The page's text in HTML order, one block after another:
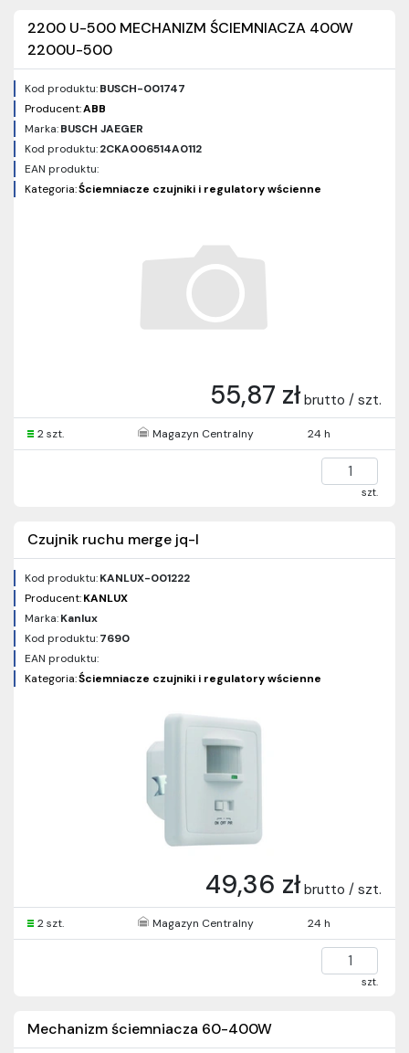
2200 U-500 MECHANIZM ŚCIEMNIACZA 400W
2200U-500
Kod produktu:BUSCH-001747
Producent:ABB
Marka:BUSCH JAEGER
Kod produktu:2CKA006514A0112
EAN produktu:
Kategoria:Ściemniacze czujniki i regulatory wścienne
55,87 zł brutto / szt.
2 szt. Magazyn Centralny 24 h
szt.
Czujnik ruchu merge jq-l
Kod produktu:KANLUX-001222
Producent:KANLUX
Marka:Kanlux
Kod produktu:7690
EAN produktu:
Kategoria:Ściemniacze czujniki i regulatory wścienne
49,36 zł brutto / szt.
2 szt. Magazyn Centralny 24 h
szt.
Mechanizm ściemniacza 60-400W